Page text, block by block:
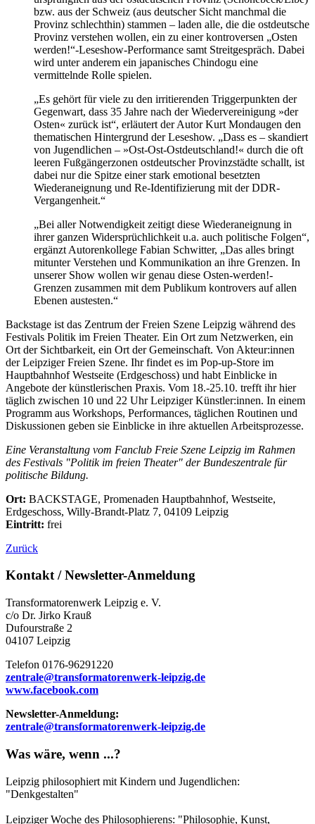
bzw. aus der Schweiz (aus deutscher Sicht manchmal die
Provinz schlechthin) stammen – laden alle, die die ostdeutsche
Provinz verstehen wollen, ein zu einer kontroversen „Osten
werden!“-Leseshow-Performance samt Streitgespräch. Dabei
wird unter anderem ein japanisches Chindogu eine
vermittelnde Rolle spielen.
„Es gehört für viele zu den irritierenden Triggerpunkten der
Gegenwart, dass 35 Jahre nach der Wiedervereinigung »der
Osten« zurück ist“, erläutert der Autor Kurt Mondaugen den
thematischen Hintergrund der Leseshow. „Dass es – skandiert
von Jugendlichen – »Ost-Ost-Ostdeutschland!« durch die oft
leeren Fußgängerzonen ostdeutscher Provinzstädte schallt, ist
dabei nur die Spitze einer stark emotional besetzten
Wiederaneignung und Re-Identifizierung mit der DDR-
Vergangenheit.“
„Bei aller Notwendigkeit zeitigt diese Wiederaneignung in
ihrer ganzen Widersprüchlichkeit u.a. auch politische Folgen“,
ergänzt Autorenkollege Fabian Schwitter, „Das alles bringt
mitunter Verstehen und Kommunikation an ihre Grenzen. In
unserer Show wollen wir genau diese Osten-werden!-
Grenzen zusammen mit dem Publikum kontrovers auf allen
Ebenen austesten.“
Backstage ist das Zentrum der Freien Szene Leipzig während des
Festivals Politik im Freien Theater. Ein Ort zum Netzwerken, ein
Ort der Sichtbarkeit, ein Ort der Gemeinschaft. Von Akteur:innen
der Leipziger Freien Szene. Ihr findet es im Pop-up-Store im
Hauptbahnhof Westseite (Erdgeschoss) und habt Einblicke in
Angebote der künstlerischen Praxis. Vom 18.-25.10. trefft ihr hier
täglich zwischen 10 und 22 Uhr Leipziger Künstler:innen. In einem
Programm aus Workshops, Performances, täglichen Routinen und
Diskussionen geben sie Einblicke in ihre aktuellen Arbeitsprozesse.
Eine Veranstaltung vom Fanclub Freie Szene Leipzig im Rahmen
des Festivals "Politik im freien Theater" der Bundeszentrale für
politische Bildung.
Ort: BACKSTAGE, Promenaden Hauptbahnhof, Westseite,
Erdgeschoss, Willy-Brandt-Platz 7, 04109 Leipzig
Eintritt: frei
Zurück
Kontakt / Newsletter-Anmeldung
Transformatorenwerk Leipzig e. V.
c/o Dr. Jirko Krauß
Dufourstraße 2
04107 Leipzig
Telefon 0176-96291220
zentrale@transformatorenwerk-leipzig.de
www.facebook.com
Newsletter-Anmeldung:
zentrale@transformatorenwerk-leipzig.de
Was wäre, wenn ...?
Leipzig philosophiert mit Kindern und Jugendlichen:
"Denkgestalten"
Leipziger Woche des Philosophierens: "Philosophie, Kunst,